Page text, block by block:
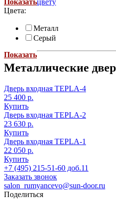
Цвета:
Металл
Серый
Показать
Металлические
Дверь входная TEPLA-4
25 400 р.
Купить
Дверь входная TEPLA-2
23 630 р.
Купить
Дверь входная TEPLA-1
22 050 р.
Купить
+7 (495) 215-51-60 доб.11
Заказать звонок
salon_rumyancevo@sun-door.ru
Поделиться